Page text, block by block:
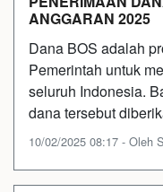
ANGGARAN 2025
Dana BOS adalah
Pemerintah untuk
seluruh Indonesia.
dana tersebut
10/02/2025 08:17 - Oleh